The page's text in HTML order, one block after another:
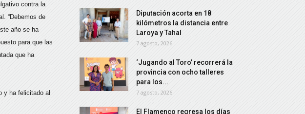
contra la
“Debemos de
año se ha
para que las
que ha
y ha felicitado al
Diputación acorta en 18
kilómetros la distancia entre
Laroya y Tahal
7 agosto, 2026
‘Jugando al Toro’ recorrerá la
provincia con ocho talleres
para los...
7 agosto, 2026
El Flamenco regresa los días